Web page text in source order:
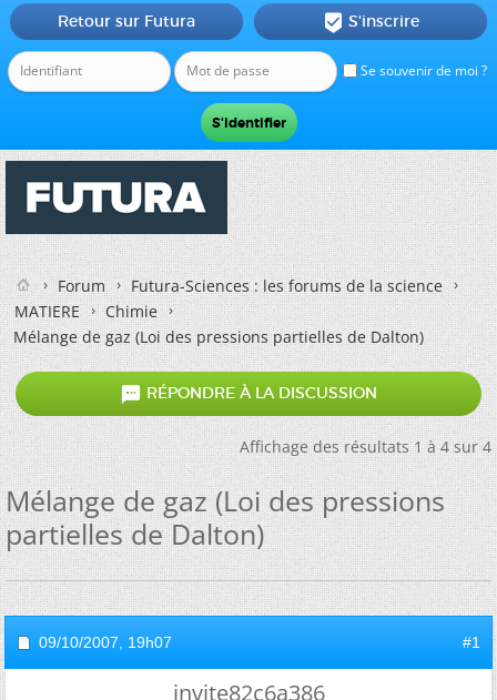
Se souvenir de moi ?
Retour sur Futura  S'inscrire
Forum
Futura-Sciences : les forums de la science
MATIERE
Chimie
Mélange de gaz (Loi des pressions partielles de Dalton)
 RÉPONDRE À LA DISCUSSION
Affichage des résultats 1 à 4 sur 4
Mélange de gaz (Loi des pressions
partielles de Dalton)
09/10/2007, 19h07 #1
invite82c6a386